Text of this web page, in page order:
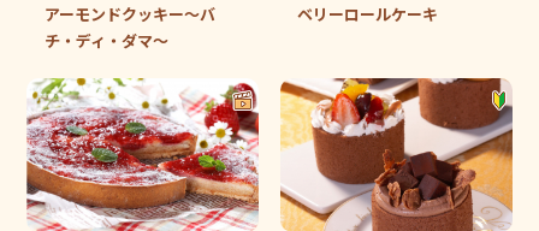
アーモンドクッキー～バ
チ・ディ・ダマ～
ベリーロールケーキ